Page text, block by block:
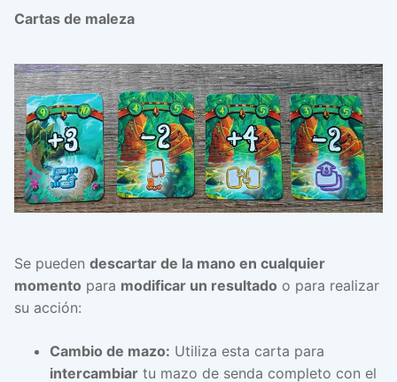
Cartas de maleza
Se pueden descartar de la mano en cualquier
momento para modificar un resultado o para realizar
su acción:
Cambio de mazo: Utiliza esta carta para
intercambiar tu mazo de senda completo con el